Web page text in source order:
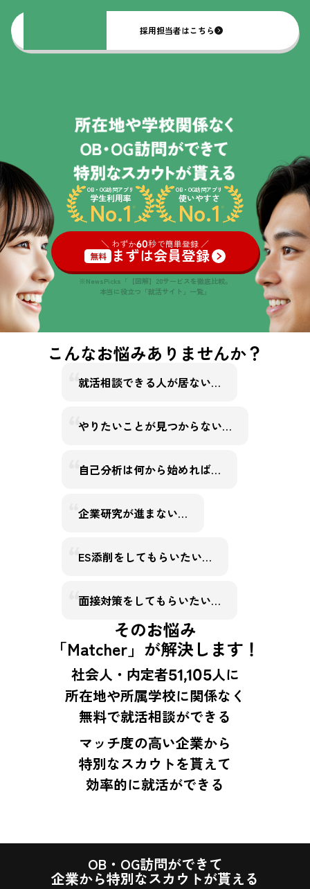
採用担当者はこちら
OB・OG訪問アプリ
学生利用率
No.1 ※
OB・OG訪問アプリ
使いやすさ
No.1 ※
＼ わずか60秒で簡単登録 ／
無料
まずは会員登録
※NewsPicks「【図解】20サービスを徹底比較。
本当に役立つ「就活サイト」一覧」
こんなお悩みありませんか？
就活相談できる人が居ない…
やりたいことが見つからない…
自己分析は何から始めれば…
企業研究が進まない…
ES添削をしてもらいたい…
面接対策をしてもらいたい…
そのお悩み
「Matcher」が解決します！
社会人・内定者51,105人に
所在地や所属学校に関係なく
無料で就活相談ができる
マッチ度の高い企業から
特別なスカウトを貰えて
効率的に就活ができる
OB・OG訪問ができて
企業から特別なスカウトが貰える